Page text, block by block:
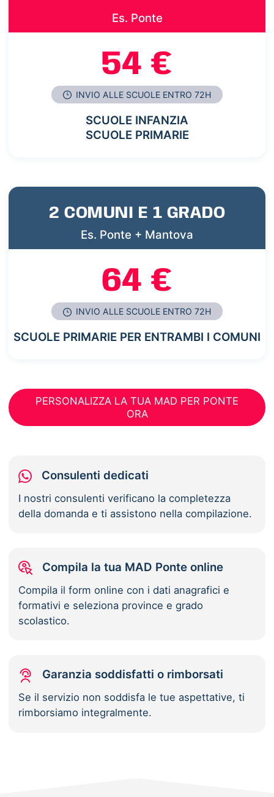
Es. Ponte
54 €
INVIO ALLE SCUOLE ENTRO 72H
SCUOLE INFANZIA
SCUOLE PRIMARIE
2 COMUNI E 1 GRADO
Es. Ponte + Mantova
64 €
INVIO ALLE SCUOLE ENTRO 72H
SCUOLE PRIMARIE PER ENTRAMBI I COMUNI
PERSONALIZZA LA TUA MAD PER PONTE
ORA
Consulenti dedicati
I nostri consulenti verificano la completezza
della domanda e ti assistono nella compilazione.
Compila la tua MAD Ponte online
Compila il form online con i dati anagrafici e
formativi e seleziona province e grado
scolastico.
Garanzia soddisfatti o rimborsati
Se il servizio non soddisfa le tue aspettative, ti
rimborsiamo integralmente.